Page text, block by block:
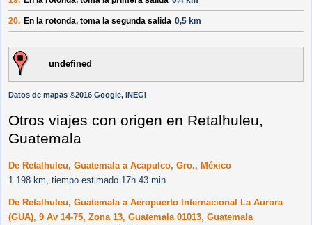
20. En la rotonda, toma la segunda salida 0,5 km
undefined
Datos de mapas ©2016 Google, INEGI
Otros viajes con origen en Retalhuleu,
Guatemala
De Retalhuleu, Guatemala a Acapulco, Gro., México
1.198 km, tiempo estimado 17h 43 min
De Retalhuleu, Guatemala a Aeropuerto Internacional La Aurora
(GUA), 9 Av 14-75, Zona 13, Guatemala 01013, Guatemala